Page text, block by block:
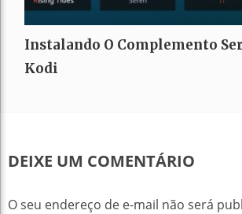
Instalando O Complemento
Kodi
DEIXE UM COMENTÁRIO
O seu endereço de e-mail não será